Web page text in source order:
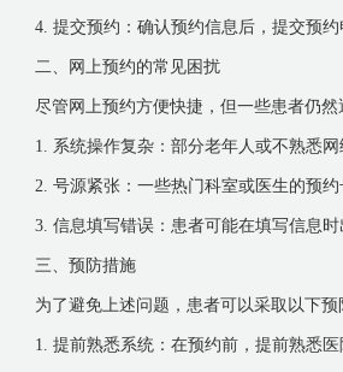
4. 提交预约：确认预约信息后，提交预约
二、网上预约的常见困扰
尽管网上预约方便快捷，但一些患者仍然
1. 系统操作复杂：部分老年人或不熟悉
2. 号源紧张：一些热门科室或医生的预约
3. 信息填写错误：患者可能在填写信息
三、预防措施
为了避免上述问题，患者可以采取以下预
1. 提前熟悉系统：在预约前，提前熟悉